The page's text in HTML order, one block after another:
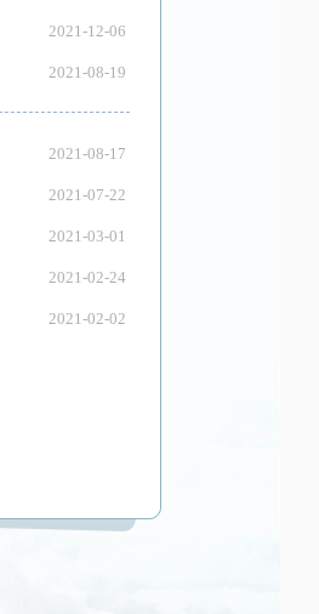
2021-12-06
2021-08-19
2021-08-17
2021-07-22
2021-03-01
2021-02-24
2021-02-02